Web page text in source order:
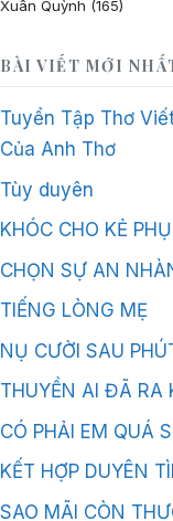
Xuân Quỳnh (165)
BÀI VIẾT MỚI
Tuyển Tập Thơ
Của Anh Thơ
Tùy duyên
KHÓC CHO KẺ
CHỌN SỰ AN
TIẾNG LÒNG MẸ
NỤ CƯỜI SAU
THUYỀN AI ĐÃ RA
CÓ PHẢI EM QUÁ
KẾT HỢP DUYÊN
SAO MÃI CÒN